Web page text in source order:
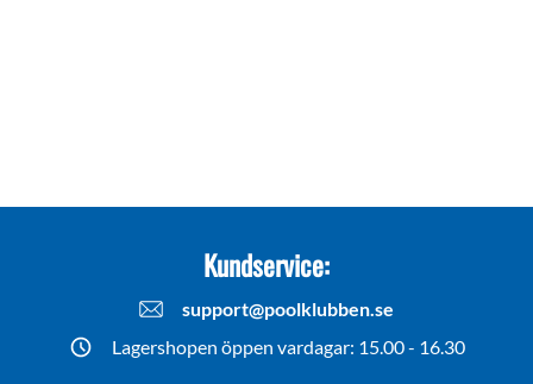
Kundservice:
support@poolklubben.se
Lagershopen öppen vardagar: 15.00 - 16.30